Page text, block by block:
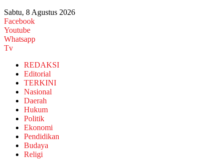
Sabtu, 8 Agustus 2026
Facebook
Youtube
Whatsapp
Tv
REDAKSI
Editorial
TERKINI
Nasional
Daerah
Hukum
Politik
Ekonomi
Pendidikan
Budaya
Religi